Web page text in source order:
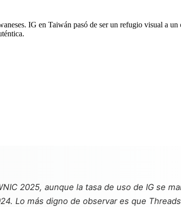
IG en Taiwán pasó de ser un refugio visual a
2025, aunque la tasa de uso de IG se
Lo más digno de observar es que